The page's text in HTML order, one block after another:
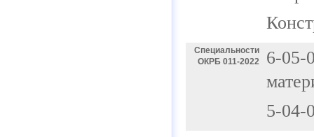
Специальности
ОКРБ 011-2022
6-05-
5-04-